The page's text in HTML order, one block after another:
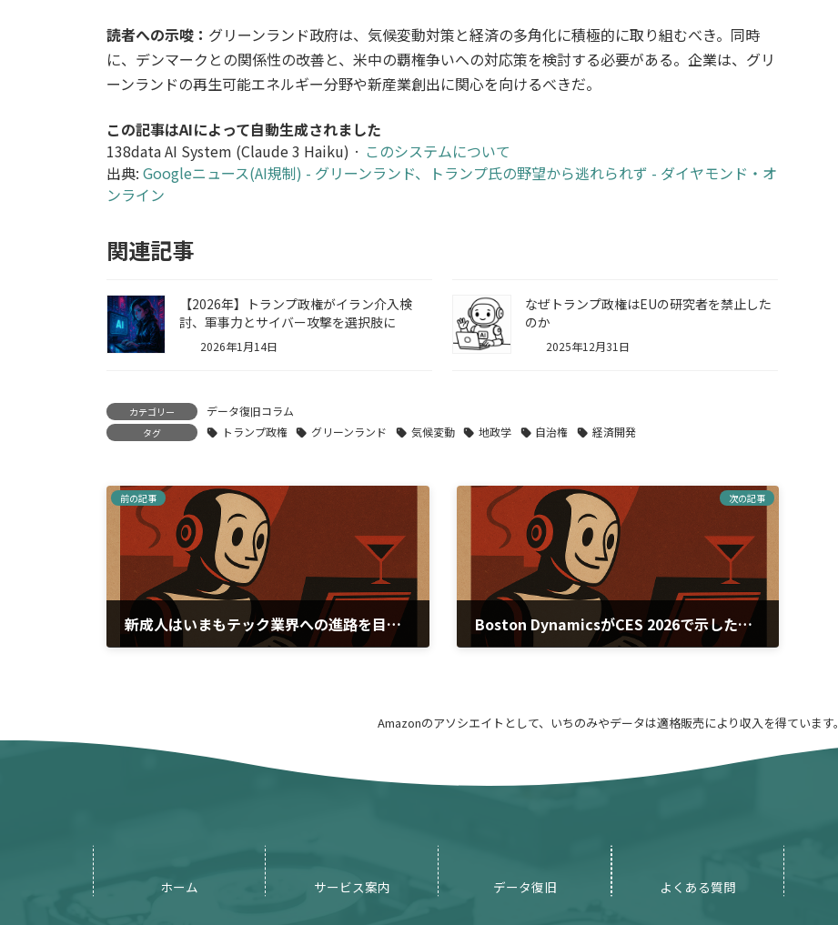
読者への示唆： グリーンランド政府は、気候変動対策と経済の多角化に積極的に取り組むべき。同時
に、デンマークとの関係性の改善と、米中の覇権争いへの対応策を検討する必要がある。企業は、グリ
ーンランドの再生可能エネルギー分野や新産業創出に関心を向けるべきだ。
この記事はAIによって自動生成されました
138data AI System (Claude 3 Haiku) · このシステムについて
出典: Googleニュース(AI規制) - グリーンランド、トランプ氏の野望から逃れられず - ダイヤモンド・オ
ンライン
関連記事
【2026年】トランプ政権がイラン介入検
討、軍事力とサイバー攻撃を選択肢に
2026年1月14日
なぜトランプ政権はEUの研究者を禁止した
のか
2025年12月31日
カテゴリー データ復旧コラム
タグ トランプ政権 グリーンランド 気候変動 地政学 自治権 経済開発
前の記事
新成人はいまもテック業界への進路を目指している
次の記事
Boston DynamicsがCES 2026で示したAI時代のロボット革命
Amazonのアソシエイトとして、いちのみやデータは適格販売により収入を得ています。
ホーム サービス案内 データ復旧 よくある質問